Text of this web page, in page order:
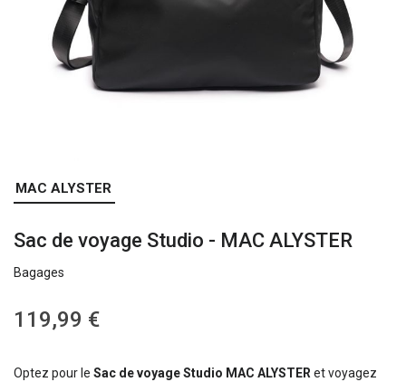
Skip
to
beginning
the
gallery
MAC ALYSTER
Sac de voyage Studio - MAC ALYSTER
Bagages
119,99 €
Optez pour le Sac de voyage Studio MAC ALYSTER et voyagez